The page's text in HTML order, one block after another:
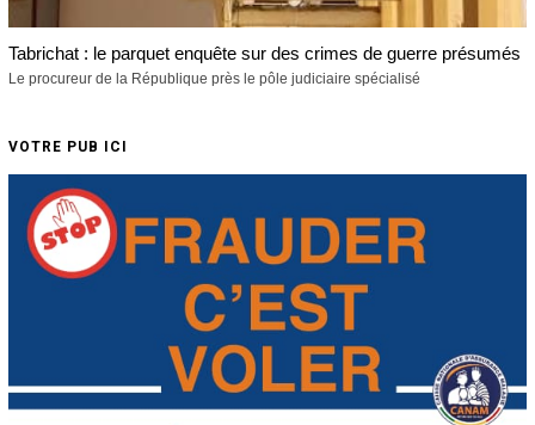
Tabrichat : le parquet enquête sur des crimes de guerre présumés
Le procureur de la République près le pôle judiciaire spécialisé
VOTRE PUB ICI